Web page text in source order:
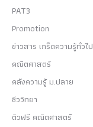
PAT3
Promotion
ข่าวสาร เกร็ดความรู้ทั่วไป
คณิตศาสตร์
คลังความรู้ ม.ปลาย
ชีววิทยา
ติวฟรี คณิตศาสตร์